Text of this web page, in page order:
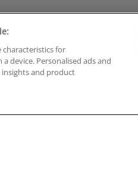
Cursos en Tarragona
Cursos en Tenerife
Cursos en Toledo
Cursos en Zaragoza
characteristics for
device. Personalised ads and
and product